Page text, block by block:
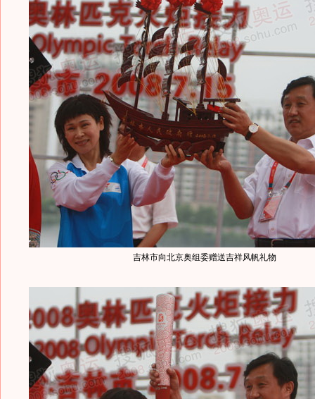
吉林市向北京奥组委赠送吉祥风帆礼物